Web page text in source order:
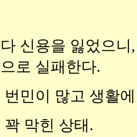
신용을 잃었으
로 실패한다.
번민이 많고 생활
꽉 막힌 상태.